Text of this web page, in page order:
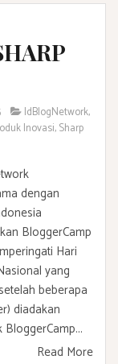
IdBlogNetwork,
Inovasi,Sharp
dengan
BloggerCamp
Hari
yang
beberapa
diadakan
Read More